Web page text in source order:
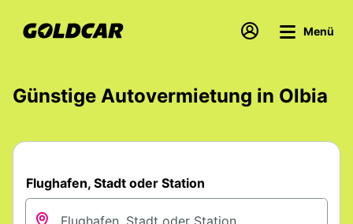
Menü
Günstige Autovermietung in Olbia
Flughafen, Stadt oder Station